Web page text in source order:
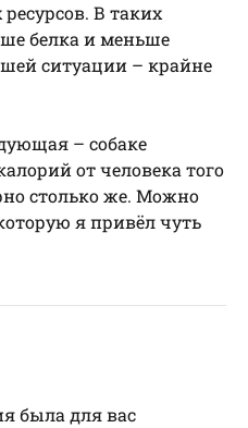
В таких
белка и меньше
ситуации – крайне
– собаке
от человека того
столько же. Можно
я привёл чуть
была для вас